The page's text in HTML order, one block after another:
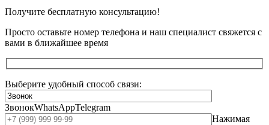
Получите бесплатную консультацию!
Просто оставьте номер телефона и наш специалист свяжется с
вами в ближайшее время
Выберите удобный способ связи:
ЗвонокWhatsAppTelegram
Нажимая